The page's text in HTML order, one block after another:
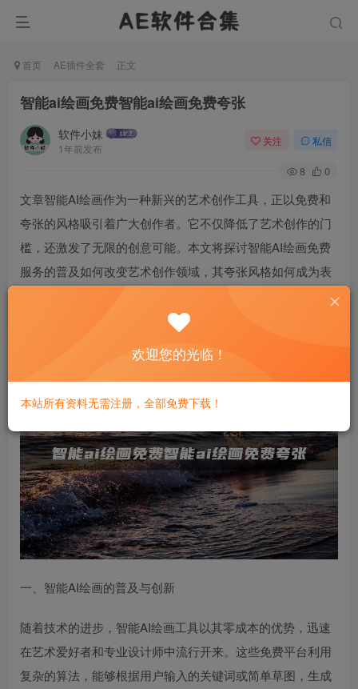
首页 AE插件全套 正文
智能ai绘画免费智能ai绘画免费夸张
软件小妹
1年前发布
关注 私信
8 0
文章智能AI绘画作为一种新兴的艺术创作工具，正以免费和
夸张的风格吸引着广大创作者。它不仅降低了艺术创作的门
槛，还激发了无限的创意可能。本文将探讨智能AI绘画免费
服务的普及如何改变艺术创作领域，其夸张风格如何成为表
达个性的新途径，以及这些技术如何促进艺术的民主化与创
一、智能AI绘画的普及与创新
随着技术的进步，智能AI绘画工具以其零成本的优势，迅速
在艺术爱好者和专业设计师中流行开来。这些免费平台利用
复杂的算法，能够根据用户输入的关键词或简单草图，生成
欢迎您的光临！
本站所有资料无需注册，全部免费下载！